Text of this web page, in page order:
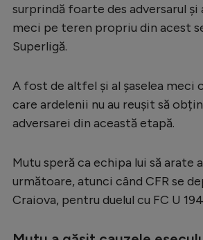
Ligue 1
EURO 2024
Stranieri
surprindă foarte des adversarul
meci pe teren propriu din acest
Superligă.
A fost de altfel și al șaselea meci
care ardelenii nu au reușit să
adversarei din această etapă.
Mutu speră ca echipa lui să arate
următoare, atunci când CFR se
Craiova, pentru duelul cu FC U